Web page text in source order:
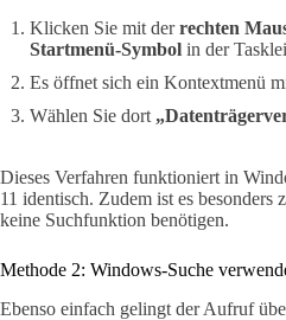
Klicken Sie mit derrechten
Startmenü-Symbol in der
Es öffnet sich ein Kontextmenü
Wählen Sie dort
Dieses Verfahren funktioniert in
11 identisch. Zudem ist es besonders
keine Suchfunktion benötigen.
Methode 2: Windows-Suche
Ebenso einfach gelingt der Aufruf